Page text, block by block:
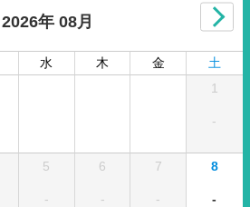
2026年 08月
水 木 金
土
1
-
5
-
6
-
7
-
8
-